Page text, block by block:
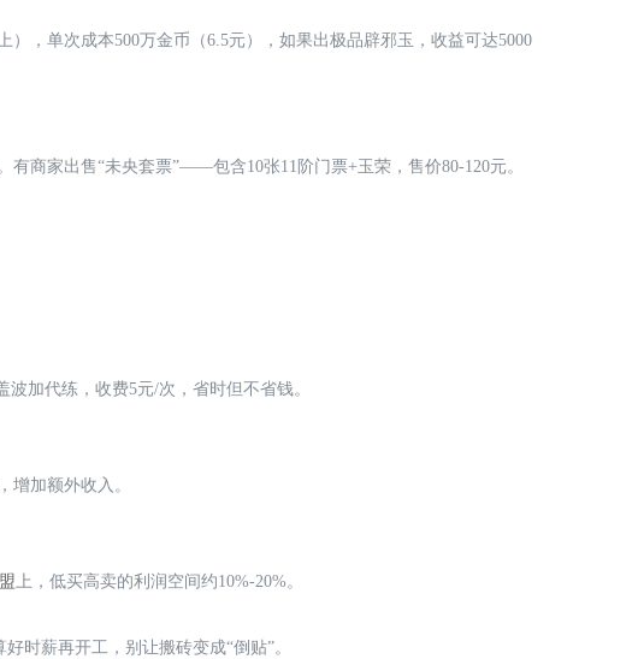
，单次成本500万金币（6.5元），如果出极品辟邪玉，收益可达5000
有商家出售“未央套票”——包含10张11阶门票+玉荣，售价80-120元。
波加代练，收费5元/次，省时但不省钱。
增加额外收入。
上，低买高卖的利润空间约10%-20%。
时薪再开工，别让搬砖变成“倒贴”。